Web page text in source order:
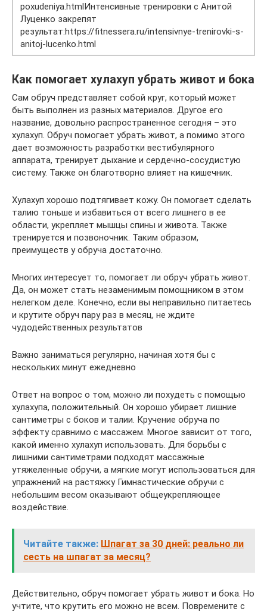
poxudeniya.htmlИнтенсивные тренировки с Анитой
Луценко закрепят
результат:https://fitnessera.ru/intensivnye-trenirovki-s-
anitoj-lucenko.html
Как помогает хулахуп убрать живот и бока
Сам обруч представляет собой круг, который может
быть выполнен из разных материалов. Другое его
название, довольно распространенное сегодня – это
хулахуп. Обруч помогает убрать живот, а помимо этого
дает возможность разработки вестибулярного
аппарата, тренирует дыхание и сердечно-сосудистую
систему. Также он благотворно влияет на кишечник.
Хулахуп хорошо подтягивает кожу. Он помогает сделать
талию тоньше и избавиться от всего лишнего в ее
области, укрепляет мышцы спины и живота. Также
тренируется и позвоночник. Таким образом,
преимуществ у обруча достаточно.
Многих интересует то, помогает ли обруч убрать живот.
Да, он может стать незаменимым помощником в этом
нелегком деле. Конечно, если вы неправильно питаетесь
и крутите обруч пару раз в месяц, не ждите
чудодейственных результатов
Важно заниматься регулярно, начиная хотя бы с
нескольких минут ежедневно
Ответ на вопрос о том, можно ли похудеть с помощью
хулахупа, положительный. Он хорошо убирает лишние
сантиметры с боков и талии. Кручение обруча по
эффекту сравнимо с массажем. Многое зависит от того,
какой именно хулахуп использовать. Для борьбы с
лишними сантиметрами подходят массажные
утяжеленные обручи, а мягкие могут использоваться для
упражнений на растяжку Гимнастические обручи с
небольшим весом оказывают общеукрепляющее
воздействие.
Читайте также: Шпагат за 30 дней: реально ли
сесть на шпагат за месяц?
Действительно, обруч помогает убрать живот и бока. Но
учтите, что крутить его можно не всем. Повремените с